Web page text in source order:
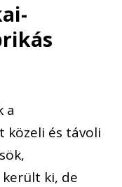
a
közeli és távoli
ki, de